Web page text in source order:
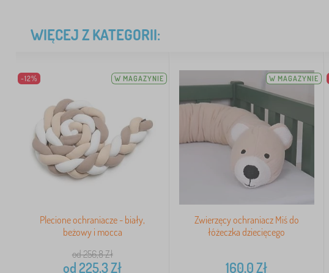
WIĘCEJ Z KATEGORII:
-12% W MAGAZYNIE
Plecione ochraniacze - biały,
beżowy i mocca
od 256,8Zł
od225,3Zł
W MAGAZYNIE
Zwierzęcy ochraniacz Miś do
łóżeczka dziecięcego
160,0Zł